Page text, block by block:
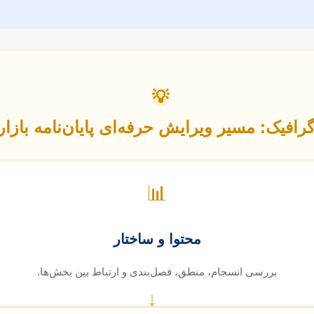
💡
مسیر ویرایش حرفه‌ای پایان‌نامه
📊
محتوا و ساختار
بررسی انسجام، منطق، فصل‌بندی و ارتباط بین بخش‌ها.
↓